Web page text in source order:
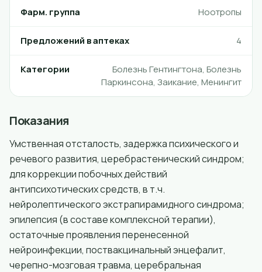
Фарм. группа Ноотропы
Предложений в аптеках 4
Категории
Болезнь Гентингтона, Болезнь
Паркинсона, Заикание, Менингит
Показания
Умственная отсталость, задержка психического и
речевого развития, церебрастенический синдром;
для коррекции побочных действий
антипсихотических средств, в т.ч.
нейролептического экстрапирамидного синдрома;
эпилепсия (в составе комплексной терапии),
остаточные проявления перенесенной
нейроинфекции, поствакцинальный энцефалит,
черепно-мозговая травма, церебральная